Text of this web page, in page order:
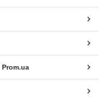
Prom.ua